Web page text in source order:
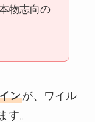
物志向の
ンが、ワイル
す。